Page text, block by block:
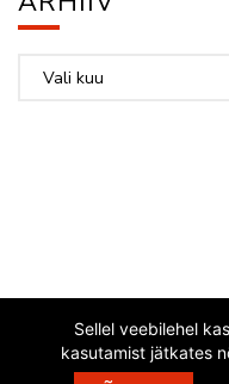
EESTI JAZZLIIT
Sellel veebilehel
kasutamist jätkates